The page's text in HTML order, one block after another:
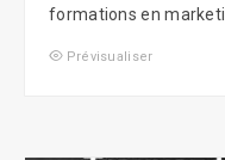
formations en
Prévisualiser